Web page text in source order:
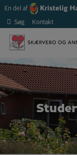
Hop
indholdet
En del af
Søg
Kontakt